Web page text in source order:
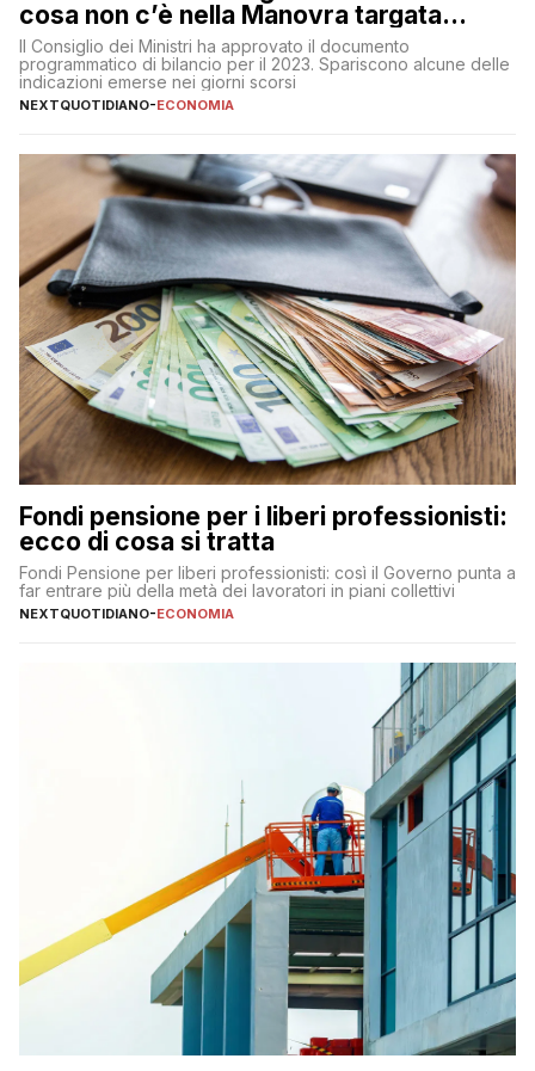
cosa non c’è nella Manovra targata
Meloni
Il Consiglio dei Ministri ha approvato il documento
programmatico di bilancio per il 2023. Spariscono alcune delle
indicazioni emerse nei giorni scorsi
NEXTQUOTIDIANO-ECONOMIA
Fondi pensione per i liberi professionisti:
ecco di cosa si tratta
Fondi Pensione per liberi professionisti: così il Governo punta a
far entrare più della metà dei lavoratori in piani collettivi
NEXTQUOTIDIANO-ECONOMIA